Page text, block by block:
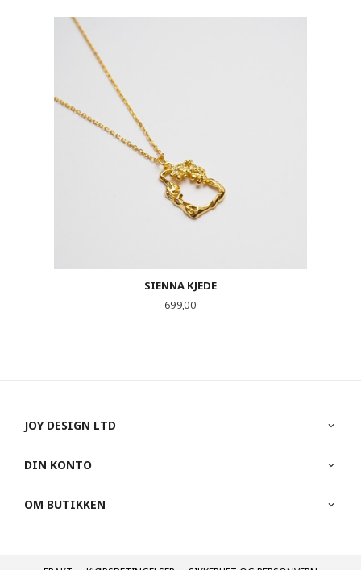
SIENNA KJEDE
Pris
699,00
JOY DESIGN LTD
DIN KONTO
OM BUTIKKEN